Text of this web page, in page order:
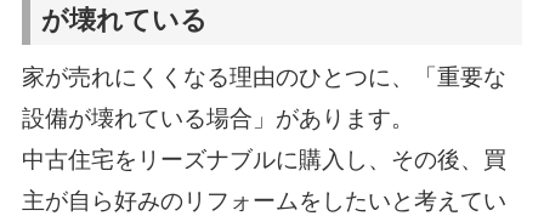
が壊れている
家が売れにくくなる理由のひとつに、「重要な
設備が壊れている場合」があります。
中古住宅をリーズナブルに購入し、その後、買
主が自ら好みのリフォームをしたいと考えてい